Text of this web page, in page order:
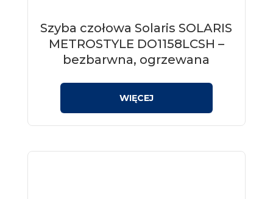
Szyba czołowa Solaris SOLARIS
METROSTYLE DO1158LCSH –
bezbarwna, ogrzewana